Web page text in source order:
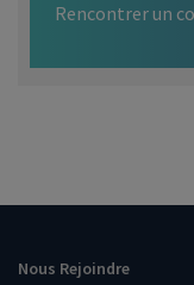
Rencontrer un
Nous Rejoindre